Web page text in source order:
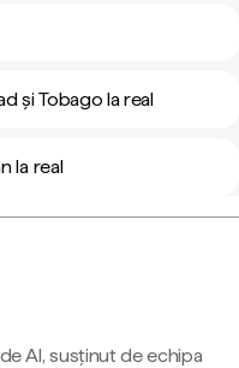
și Tobago la real
la real
AI, susținut de echipa